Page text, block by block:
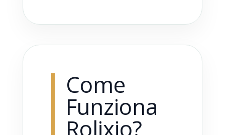
Come
Funziona
Rolixio?